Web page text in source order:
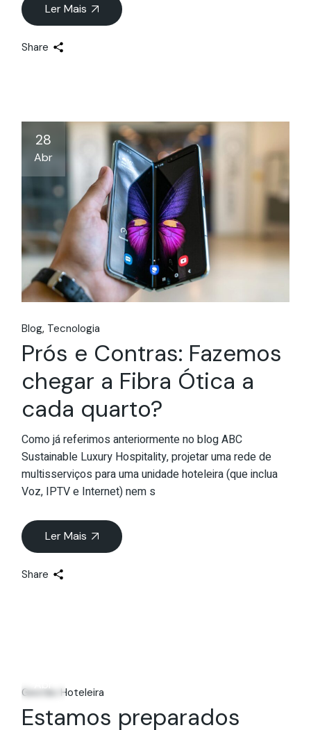
Ler Mais
Share
28
Abr
Blog Tecnologia
Prós e Contras: Fazemos
chegar a Fibra Ótica a
cada quarto?
Como já referimos anteriormente no blog ABC
Sustainable Luxury Hospitality, projetar uma rede de
multisserviços para uma unidade hoteleira (que inclua
Voz, IPTV e Internet) nem s
Ler Mais
Share
Gestão Hoteleira
Estamos preparados